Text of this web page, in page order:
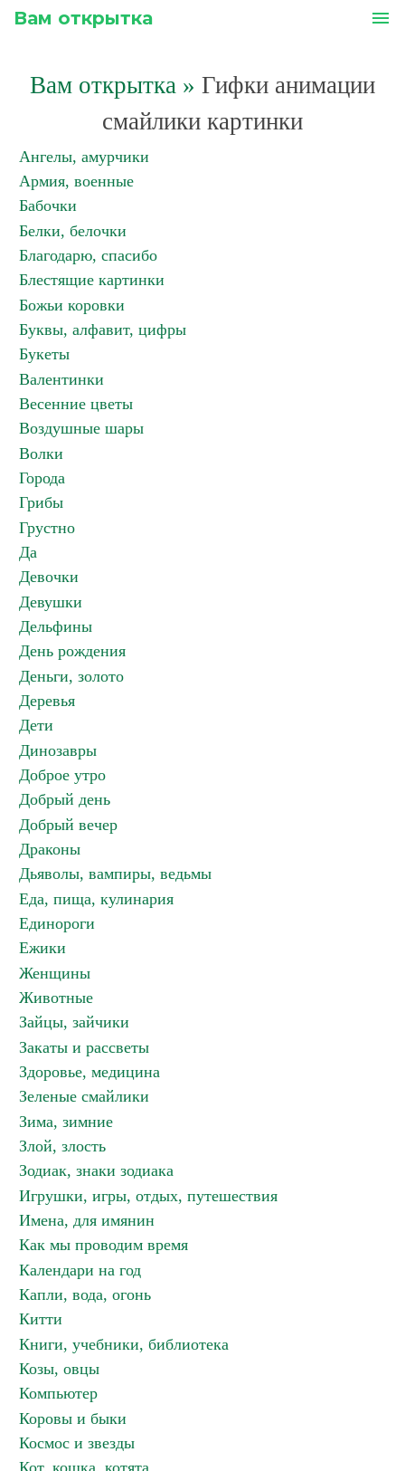
Вам открытка menu
Вам открытка » Гифки анимации
смайлики картинки
Ангелы, амурчики
Армия, военные
Бабочки
Белки, белочки
Благодарю, спасибо
Блестящие картинки
Божьи коровки
Буквы, алфавит, цифры
Букеты
Валентинки
Весенние цветы
Воздушные шары
Волки
Города
Грибы
Грустно
Да
Девочки
Девушки
Дельфины
День рождения
Деньги, золото
Деревья
Дети
Динозавры
Доброе утро
Добрый день
Добрый вечер
Драконы
Дьяволы, вампиры, ведьмы
Еда, пища, кулинария
Единороги
Ежики
Женщины
Животные
Зайцы, зайчики
Закаты и рассветы
Здоровье, медицина
Зеленые смайлики
Зима, зимние
Злой, злость
Зодиак, знаки зодиака
Игрушки, игры, отдых, путешествия
Имена, для имянин
Как мы проводим время
Календари на год
Капли, вода, огонь
Китти
Книги, учебники, библиотека
Козы, овцы
Компьютер
Коровы и быки
Космос и звезды
Кот, кошка, котята